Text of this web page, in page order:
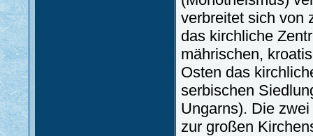
verbreitet sich von
das kirchliche
mährischen,
Osten das
serbischen
Ungarns). Die
zur großen